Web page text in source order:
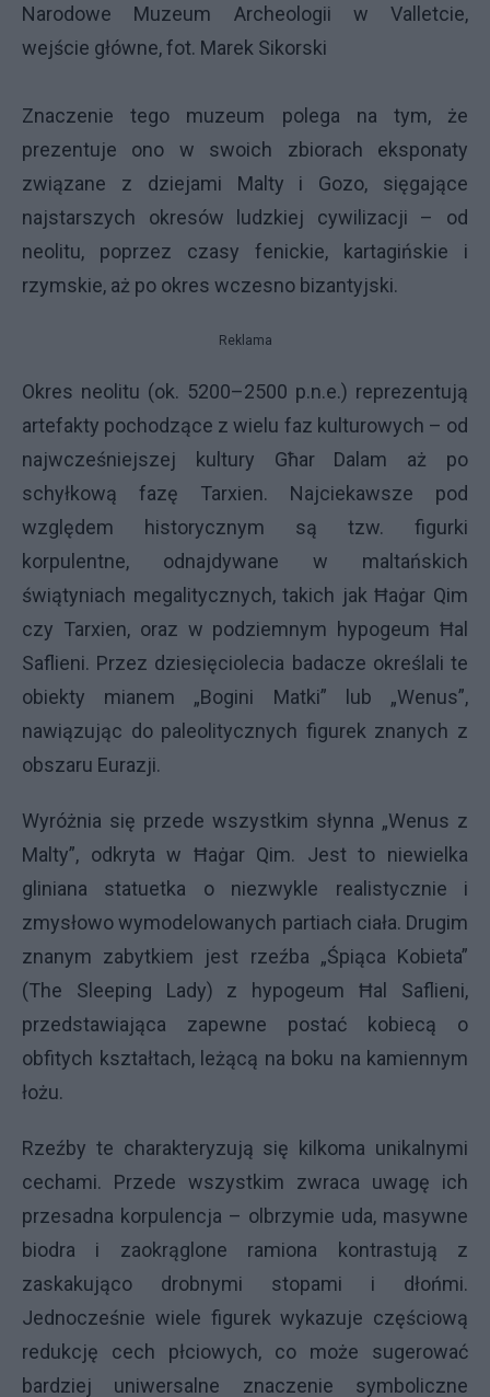
Narodowe Muzeum Archeologii w Valletcie,
wejście główne, fot. Marek Sikorski
Znaczenie tego muzeum polega na tym, że
prezentuje ono w swoich zbiorach eksponaty
związane z dziejami Malty i Gozo, sięgające
najstarszych okresów ludzkiej cywilizacji – od
neolitu, poprzez czasy fenickie, kartagińskie i
rzymskie, aż po okres wczesno bizantyjski.
Reklama
Okres neolitu (ok. 5200–2500 p.n.e.) reprezentują
artefakty pochodzące z wielu faz kulturowych – od
najwcześniejszej kultury Għar Dalam aż po
schyłkową fazę Tarxien. Najciekawsze pod
względem historycznym są tzw. figurki
korpulentne, odnajdywane w maltańskich
świątyniach megalitycznych, takich jak Ħaġar Qim
czy Tarxien, oraz w podziemnym hypogeum Ħal
Saflieni. Przez dziesięciolecia badacze określali te
obiekty mianem „Bogini Matki” lub „Wenus”,
nawiązując do paleolitycznych figurek znanych z
obszaru Eurazji.
Wyróżnia się przede wszystkim słynna „Wenus z
Malty”, odkryta w Ħaġar Qim. Jest to niewielka
gliniana statuetka o niezwykle realistycznie i
zmysłowo wymodelowanych partiach ciała. Drugim
znanym zabytkiem jest rzeźba „Śpiąca Kobieta”
(The Sleeping Lady) z hypogeum Ħal Saflieni,
przedstawiająca zapewne postać kobiecą o
obfitych kształtach, leżącą na boku na kamiennym
łożu.
Rzeźby te charakteryzują się kilkoma unikalnymi
cechami. Przede wszystkim zwraca uwagę ich
przesadna korpulencja – olbrzymie uda, masywne
biodra i zaokrąglone ramiona kontrastują z
zaskakująco drobnymi stopami i dłońmi.
Jednocześnie wiele figurek wykazuje częściową
redukcję cech płciowych, co może sugerować
bardziej uniwersalne znaczenie symboliczne